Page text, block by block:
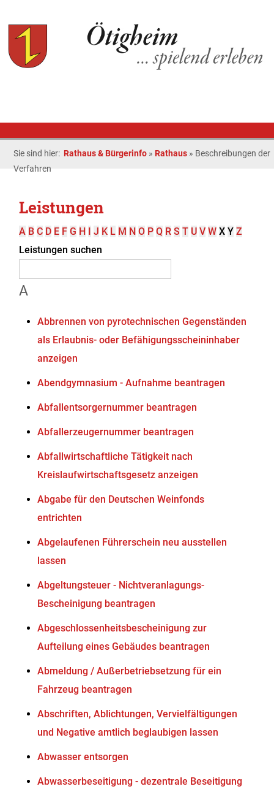
Sie sind hier: Rathaus & Bürgerinfo » Rathaus » Beschreibungen der
Verfahren
Leistungen
A B C D E F G H I J K L M N O P Q R S T U V W X Y Z
Leistungen suchen
A
Abbrennen von pyrotechnischen Gegenständen
als Erlaubnis- oder Befähigungsscheininhaber
anzeigen
Abendgymnasium - Aufnahme beantragen
Abfallentsorgernummer beantragen
Abfallerzeugernummer beantragen
Abfallwirtschaftliche Tätigkeit nach
Kreislaufwirtschaftsgesetz anzeigen
Abgabe für den Deutschen Weinfonds
entrichten
Abgelaufenen Führerschein neu ausstellen
lassen
Abgeltungsteuer - Nichtveranlagungs-
Bescheinigung beantragen
Abgeschlossenheitsbescheinigung zur
Aufteilung eines Gebäudes beantragen
Abmeldung / Außerbetriebsetzung für ein
Fahrzeug beantragen
Abschriften, Ablichtungen, Vervielfältigungen
und Negative amtlich beglaubigen lassen
Abwasser entsorgen
Abwasserbeseitigung - dezentrale Beseitigung